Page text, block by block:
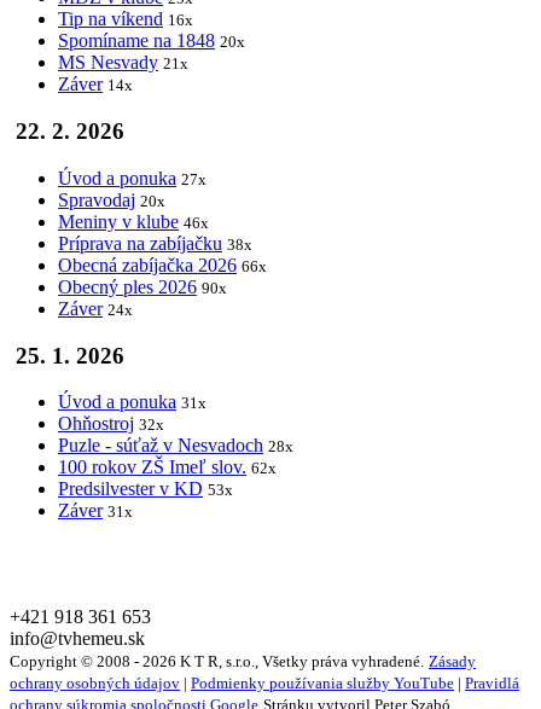
Tip na víkend 16x
Spomíname na 1848 20x
MS Nesvady 21x
Záver 14x
22. 2. 2026
Úvod a ponuka 27x
Spravodaj 20x
Meniny v klube 46x
Príprava na zabíjačku 38x
Obecná zabíjačka 2026 66x
Obecný ples 2026 90x
Záver 24x
25. 1. 2026
Úvod a ponuka 31x
Ohňostroj 32x
Puzle - súťaž v Nesvadoch 28x
100 rokov ZŠ Imeľ slov. 62x
Predsilvester v KD 53x
Záver 31x
+421 918 361 653
info@tvhemeu.sk
Copyright © 2008 - 2026 K T R, s.r.o., Všetky práva vyhradené. Zásady
ochrany osobných údajov | Podmienky používania služby YouTube | Pravidlá
ochrany súkromia spoločnosti Google Stránku vytvoril Peter Szabó